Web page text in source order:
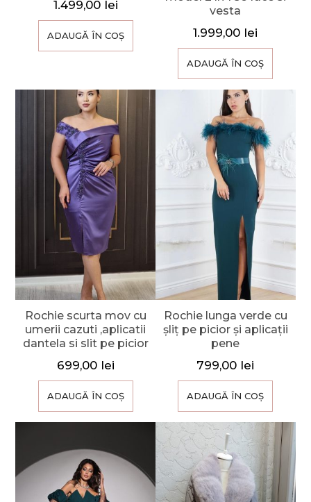
1.499,00 lei
ADAUGĂ ÎN COȘ
vesta
1.999,00 lei
ADAUGĂ ÎN COȘ
Rochie scurta mov cu
umerii cazuti ,aplicatii
dantela si slit pe picior
699,00 lei
ADAUGĂ ÎN COȘ
Rochie lunga verde cu
șliț pe picior și aplicații
pene
799,00 lei
ADAUGĂ ÎN COȘ